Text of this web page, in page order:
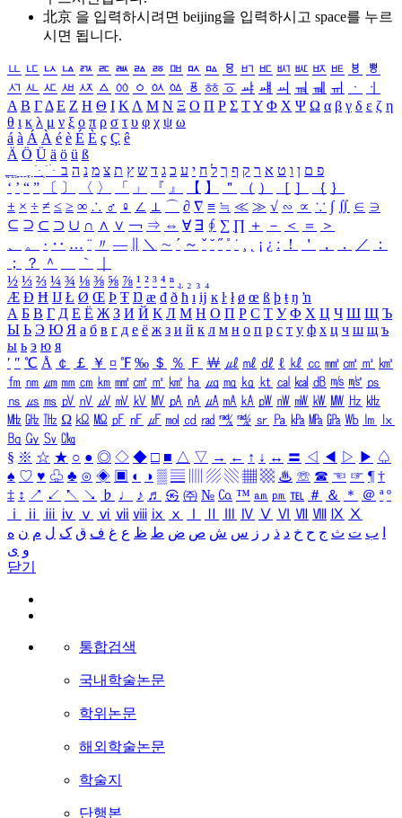
北京 을 입력하시려면 beijing을 입력하시고 space를 누르
시면 됩니다.
ㅥ ㅦ ㅧ ㅨ ㅩ ㅪ ㅫ ㅬ ㅭ ㅮ ㅯ ㅰ ㅱ ㅲ ㅳ ㅴ ㅵ ㅶ ㅷ ㅸ
ㅹ
ㅺ ㅻ ㅼ ㅽ ㅾ ㅿ ㆀ ㆁ ㆂ ㆃ ㆄ ㆅ ㆆ ㆇ ㆈ ㆉ ㆊ ㆋ ㆌ ㆍ
ㆎ
Α Β ΓΔ Ε Ζ Η Θ Ι ΚΛ Μ Ν Ξ Ο Π Ρ Σ ΤΥ Φ Χ Ψ Ω α β γ δ ε ζ η
θ ι κ λ μ ν ξ ο π ρ σ τ υ φ χ ψ ω
á à Á À é è É È ç Ç ê
Ä Ö Ü ä ö ü ß
ִֶֹ ֻּ ׁׂ פ ם ן ו ט א ר ק ף ך ל ח י ע כ ג ד ש ץ ת צ מ נ ה ב
‘ ’ “ ” 〔 〕 〈 〉 「 」 『 』 【 】 ＂ （ ） ［ ］ ｛ ｝
± × ÷ ≠ ≤ ≥ ∞ ∴ ♂ ♀ ∠ ⊥ ⌒ ∂ ∇ ≡ ≒ ≪ ≫ √ ∽ ∝ ∵ ∫ ∬ ∈ ∋
⊆ ⊇ ⊂ ⊃ ∪ ∩ ∧ ∨ ￢ ⇒ ⇔ ∀ ∃ ∮ ∑ ∏ ＋ － ＜ ＝
＞
、
。 · ‥ … ¨ 〃 ― ＼ ∼ ´ ～ ˇ ˘ ˝ ˚ ˙ ¸ ¡ ¿ ː ！ ＇ ， ． ／
：
；
？ ＾ ｀
½ ⅓ ⅔ ¼ ¾ ⅛ ⅜ ⅝ ⅞ ¹ ² ³ ⁴ ⁿ ₁ ₂ ₃ ₄
Æ Ð Ħ Ĳ Ł Ø Œ Þ Ŧ Ŋ æ đ ð ħ ı ĳ ĸ ŀ ł ø œ ß þ ŧ ŋ ŉ
А Б В Г Д Е Ё Ж З И Й К Л М Н О П Р С Т У Ф Х Ц Ч Ш Щ Ъ
Ы Ь Э Ю Я а б в г д е ё ж з и й к л м н о п р с т у ф х ц ч ш щ ъ
ы ь э ю я
′ ″ ℃ Å ￠ ￡ ￥ ¤ ℉ ‰ ＄ ％ Ｆ ￦ ㎕ ㎖ ㎗ ℓ ㎘ ㏄ ㎣ ㎤ ㎥ ㎦
㎙ ㎚ ㎛ ㎜ ㎝ ㎞ ㎟ ㎠ ㎡ ㎢ ㏊ ㎍ ㎎ ㎏ ㏏ ㎈ ㎉ ㏈ ㎧ ㎨ ㎰
㎱ ㎲ ㎳ ㎴ ㎵ ㎶ ㎷ ㎸ ㎹ ㎀ ㎁ ㎂ ㎃ ㎄ ㎺ ㎻ ㎽ ㎾ ㎿ ㎐ ㎑
㎒ ㎓ ㎔ Ω ㏀ ㏁ ㎊ ㎋ ㎌ ㏖ ㏅ ㎭ ㎮ ㎯ ㏛ ㎩ ㎪ ㎫ ㎬ ㏝ ㏐
㏓
㏃ ㏉ ㏜ ㏆
§ ※ ☆ ★ ○ ● ◎ ◇ ◆ □ ■ △ ▽ → ← ↑ ↓ ↔ 〓 ◁ ◀ ▷ ▶ ♤
♠ ♡ ♥ ♧ ♣ ⊙ ◈ ▣ ◐ ◑ ▒ ▤ ▨ ▧ ▦ ▩ ♨ ☏ ☎ ☜ ☞ ¶ †
‡ ↕ ↗ ↙ ↖ ↘ ♭ ♩ ♪ ♬ ㉿ ㈜ № ㏇ ™ ㏂ ㏘ ℡ ＃ ＆ ＊ ＠ ª º
ⅰ
ⅱ ⅲ ⅳ ⅴ ⅵ ⅶ ⅷ ⅸ ⅹ Ⅳ Ⅴ Ⅵ Ⅶ Ⅷ Ⅸ Ⅹ
ب ت ث ج ح خ د ذ ر ز س ش ص ض ط ظ ع غ ف ق ک ل م ن ه
و ی
닫기
통합검색
국내학술논문
학위논문
해외학술논문
학술지
단행본